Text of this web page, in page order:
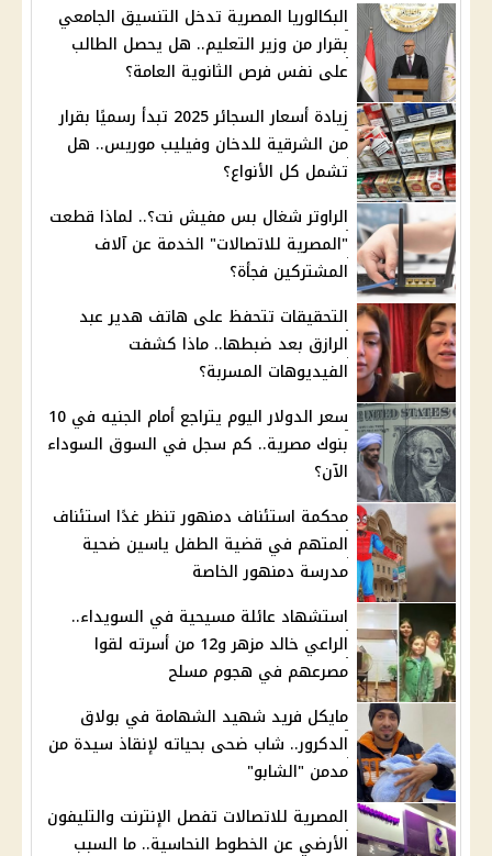
البكالوريا المصرية تدخل التنسيق الجامعي
بقرار من وزير التعليم.. هل يحصل الطالب
على نفس فرص الثانوية العامة؟
زيادة أسعار السجائر 2025 تبدأ رسميًا بقرار
من الشرقية للدخان وفيليب موريس.. هل
تشمل كل الأنواع؟
الراوتر شغال بس مفيش نت؟.. لماذا قطعت
"المصرية للاتصالات" الخدمة عن آلاف
المشتركين فجأة؟
التحقيقات تتحفظ على هاتف هدير عبد
الرازق بعد ضبطها.. ماذا كشفت
الفيديوهات المسربة؟
سعر الدولار اليوم يتراجع أمام الجنيه في 10
بنوك مصرية.. كم سجل في السوق السوداء
الآن؟
محكمة استئناف دمنهور تنظر غدًا استئناف
المتهم في قضية الطفل ياسين ضحية
مدرسة دمنهور الخاصة
استشهاد عائلة مسيحية في السويداء..
الراعي خالد مزهر و12 من أسرته لقوا
مصرعهم في هجوم مسلح
مايكل فريد شهيد الشهامة في بولاق
الدكرور.. شاب ضحى بحياته لإنقاذ سيدة من
مدمن "الشابو"
المصرية للاتصالات تفصل الإنترنت والتليفون
الأرضي عن الخطوط النحاسية.. ما السبب